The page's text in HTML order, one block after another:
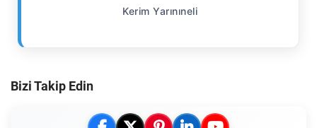
Kerim Yarınıneli
Bizi Takip Edin